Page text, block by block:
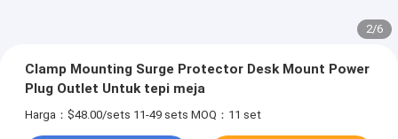
2/6
Clamp Mounting Surge Protector Desk Mount Power
Plug Outlet Untuk tepi meja
Harga：$48.00/sets 11-49 sets MOQ：11 set